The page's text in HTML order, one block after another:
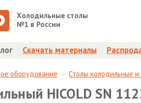
Холодильные столы
№1 в России
Скачать материалы
оборудование Столы холодильные
HICOLD SN